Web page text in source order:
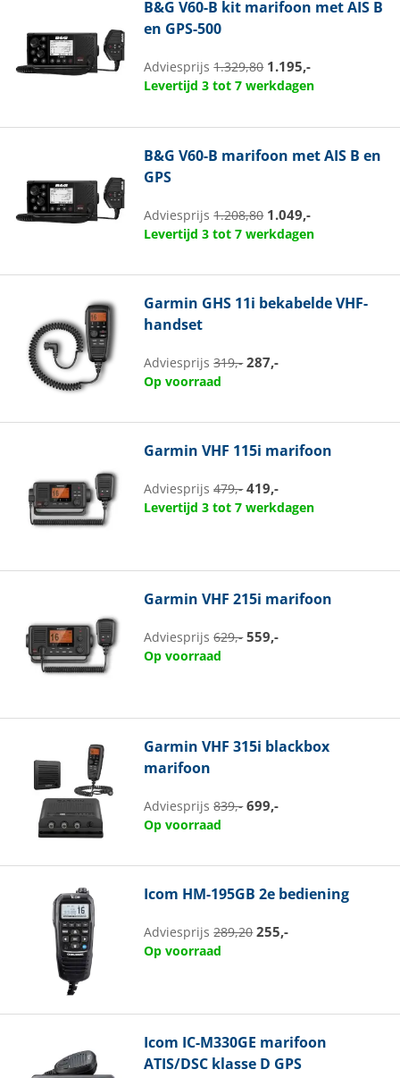
B&G V60-B kit marifoon met AIS B
en GPS-500
Adviesprijs1.329,80 1.195,-
Levertijd 3 tot 7 werkdagen
B&G V60-B marifoon met AIS B en
GPS
Adviesprijs1.208,80 1.049,-
Levertijd 3 tot 7 werkdagen
Garmin GHS 11i bekabelde VHF-
handset
Adviesprijs319,- 287,-
Op voorraad
Garmin VHF 115i marifoon
Adviesprijs479,- 419,-
Levertijd 3 tot 7 werkdagen
Garmin VHF 215i marifoon
Adviesprijs629,- 559,-
Op voorraad
Garmin VHF 315i blackbox
marifoon
Adviesprijs839,- 699,-
Op voorraad
Icom HM-195GB 2e bediening
Adviesprijs289,20 255,-
Op voorraad
Icom IC-M330GE marifoon
ATIS/DSC klasse D GPS